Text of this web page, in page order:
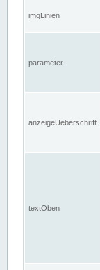
imgLinien
parameter
anzeigeUeberschrift
textOben